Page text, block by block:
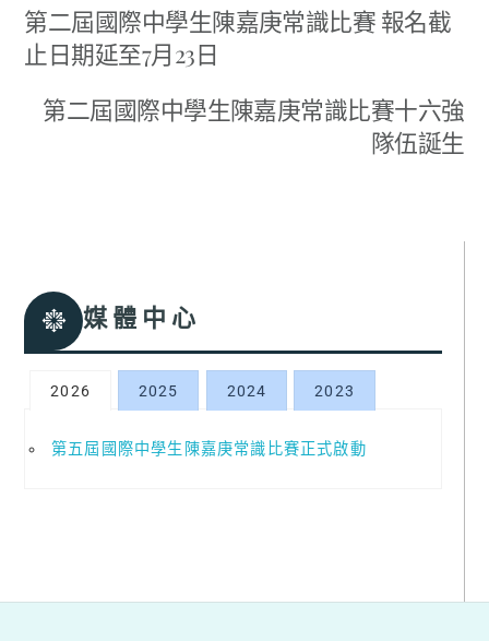
第二屆國際中學生陳嘉庚常識比賽 報名截
止日期延至7月23日
第二屆國際中學生陳嘉庚常識比賽十六強
隊伍誕生
媒體中心
2026 2025 2024 2023
第五屆國際中學生陳嘉庚常識比賽正式啟動